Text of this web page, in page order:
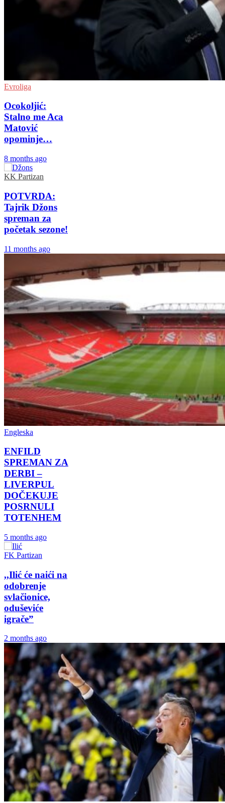
Evroliga
Ocokoljić:
Stalno me Aca
Matović
opominje…
8 months ago
KK Partizan
POTVRDA:
Tajrik Džons
spreman za
početak sezone!
11 months ago
Engleska
ENFILD
SPREMAN ZA
DERBI –
LIVERPUL
DOČEKUJE
POSRNULI
TOTENHEM
5 months ago
FK Partizan
,,Ilić će naići na
odobrenje
svlačionice,
oduševiće
igrače”
2 months ago